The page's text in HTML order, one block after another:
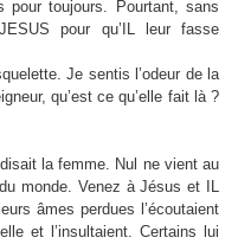
pour toujours. Pourtant, sans
pour qu’IL leur fasse
Je sentis l’odeur de la
qu’est ce qu’elle fait là ?
la femme. Nul ne vient au
monde. Venez à Jésus et IL
âmes perdues l’écoutaient
et l’insultaient. Certains lui